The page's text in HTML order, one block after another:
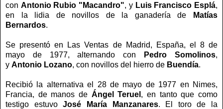
con Antonio Rubio "Macandro", y Luis Francisco Esplá,
en la lidia de novillos de la ganadería de
Matías
Bernardos.
Se presentó en Las Ventas de Madrid, España, el 8 de
mayo de 1977, alternando con Pedro Somolinos,
y Antonio Lozano, con novillos del hierro de Buendía.
Recibió la alternativa el 28 de mayo de 1977 en Nimes,
Francia, de manos de Ángel Teruel , en tanto que como
testigo estuvoJosé María Manzanares. El toro de la